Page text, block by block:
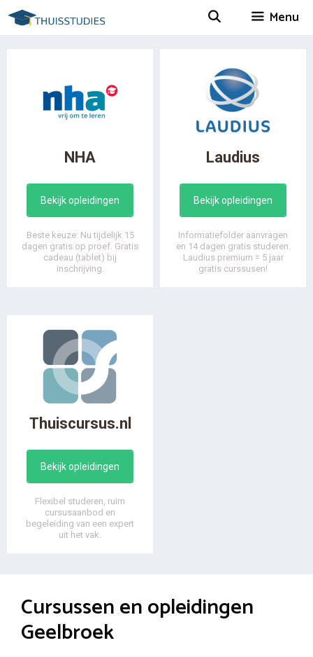
Spring
naar
Menu
NHA
Bekijk opleidingen
Beste keuze: Nu tijdelijk 15
dagen gratis op proef. Gratis
cadeau (tablet) bij
inschrijving.
Laudius
Bekijk opleidingen
Informatiefolder aanvragen
en 14 dagen gratis studeren.
Laudius premium = 5 jaar
gratis curssusen!
Thuiscursus.nl
Bekijk opleidingen
Flexibel studeren, ruim
cursusaanbod en
begeleiding van een expert
uit het vak.
Cursussen en opleidingen
Geelbroek